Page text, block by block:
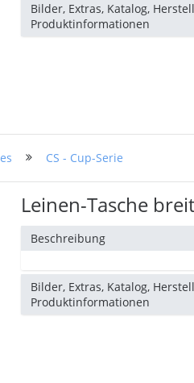
Bilder, Extras, Katalog,
Produktinformationen
CS - Cup-Serie
Leinen-Tasche
Beschreibung
Bilder, Extras, Katalog,
Produktinformationen